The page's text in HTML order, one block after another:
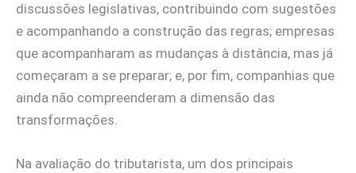
discussões legislativas, contribuindo com sugestões
e acompanhando a construção das regras; empresas
que acompanharam as mudanças à distância, mas já
começaram a se preparar; e, por fim, companhias que
ainda não compreenderam a dimensão das
transformações.
Na avaliação do tributarista, um dos principais